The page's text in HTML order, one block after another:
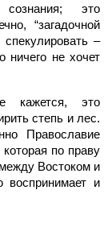
это
“загадочной
–
ничего не хочет
кажется, это
степь и лес.
Православие
по праву
Востоком и
воспринимает и